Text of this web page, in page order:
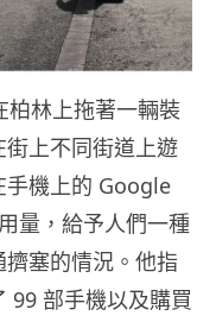
林上拖著一輛裝
上不同街道上遊
手機上的 Google
量，給予人們一種
塞的情況。他指
99 部手機以及購買